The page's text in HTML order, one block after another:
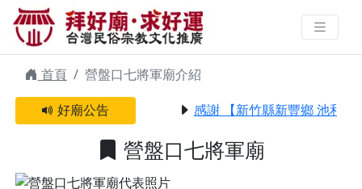
營盤口七將軍廟 | 拜好廟求好運 找
到與您有緣的信仰
首頁
營盤口七將軍廟介紹
好廟公告
感謝 【新竹縣新豐鄉 池和宮
營盤口七將軍廟